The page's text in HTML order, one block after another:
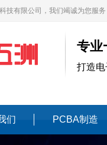
技有限公司，我们竭诚为您服务
专业
打造
们 PCBA制造